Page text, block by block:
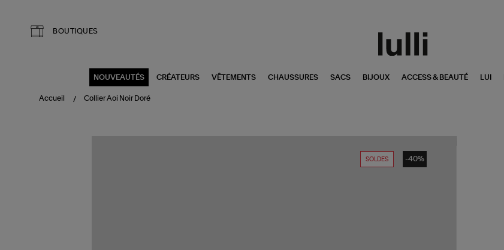
BOUTIQUES
NOUVEAUTÉS CRÉATEURS VÊTEMENTS CHAUSSURES SACS BIJOUX ACCESS & BEAUTÉ LUI
Accueil Collier Aoi Noir Doré
SOLDES -40%